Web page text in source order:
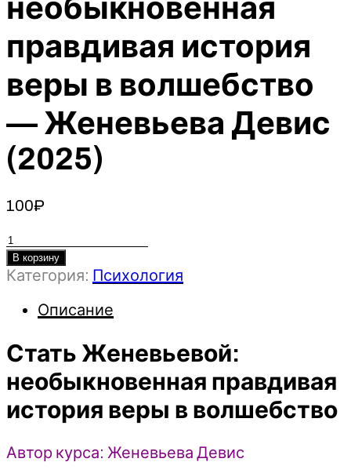
необыкновенная
правдивая история
веры в волшебство
— Женевьева Девис
(2025)
100₽
Количество
товара
Стать
необыкновенная
история
в
волшебство
Женевьева
Девис
В корзину
Категория: Психология
Описание
Стать Женевьевой:
необыкновенная правдивая
история веры в волшебство
Автор курса: Женевьева Девис